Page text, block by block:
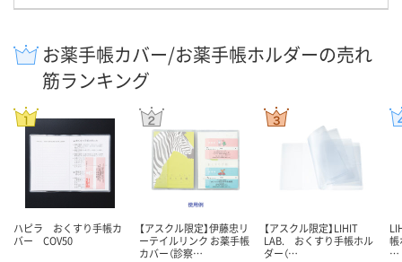
お薬手帳カバー/お薬手帳ホルダーの売れ
筋ランキング
ハピラ おくすり手帳カ
バー COV50
【アスクル限定】伊藤忠リ
ーテイルリンク お薬手帳
カバー（診察…
【アスクル限定】LIHIT
LAB. おくすり手帳ホル
ダー（…
帳
…